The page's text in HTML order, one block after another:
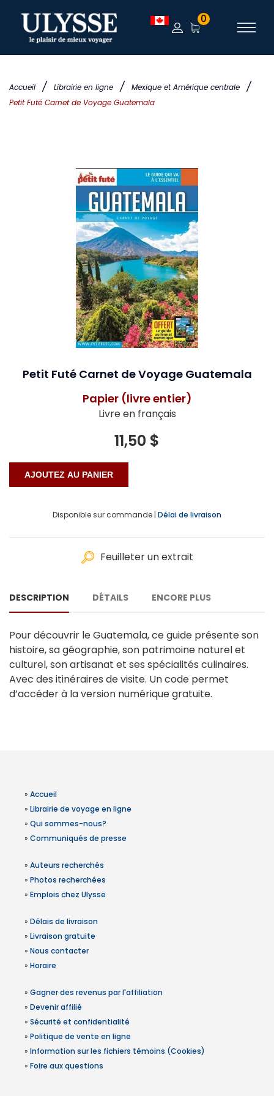
Accueil / Librairie en ligne / Mexique et Amérique centrale /
Petit Futé Carnet de Voyage Guatemala
0
Petit Futé Carnet de Voyage Guatemala
Papier (livre entier)
Livre en français
11,50 $
Disponible sur commande | Délai de livraison
Feuilleter un extrait
DESCRIPTION DÉTAILS ENCORE PLUS
Pour découvrir le Guatemala, ce guide présente son
histoire, sa géographie, son patrimoine naturel et
culturel, son artisanat et ses spécialités culinaires.
Avec des itinéraires de visite. Un code permet
d’accéder à la version numérique gratuite.
» Accueil
» Librairie de voyage en ligne
» Qui sommes-nous?
» Communiqués de presse
» Auteurs recherchés
» Photos recherchées
» Emplois chez Ulysse
» Délais de livraison
» Livraison gratuite
» Nous contacter
» Horaire
» Gagner des revenus par l'affiliation
» Devenir affilié
» Sécurité et confidentialité
» Politique de vente en ligne
» Information sur les fichiers témoins (Cookies)
» Foire aux questions